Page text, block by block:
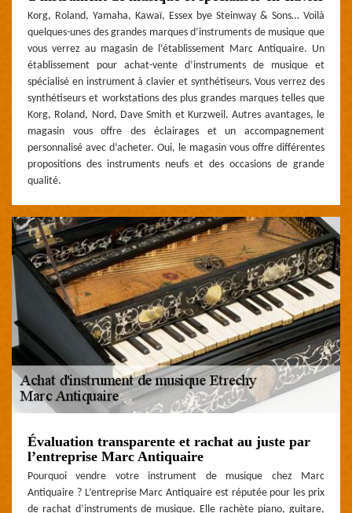
Korg, Roland, Yamaha, Kawaï, Essex bye Steinway & Sons… Voilà
quelques-unes des grandes marques d’instruments de musique que
vous verrez au magasin de l’établissement Marc Antiquaire. Un
établissement pour achat-vente d’instruments de musique et
spécialisé en instrument à clavier et synthétiseurs. Vous verrez des
synthétiseurs et workstations des plus grandes marques telles que
Korg, Roland, Nord, Dave Smith et Kurzweil. Autres avantages, le
magasin vous offre des éclairages et un accompagnement
personnalisé avec d’acheter. Oui, le magasin vous offre différentes
propositions des instruments neufs et des occasions de grande
qualité.
Évaluation transparente et rachat au juste par
l’entreprise Marc Antiquaire
Pourquoi vendre votre instrument de musique chez Marc
Antiquaire ? L’entreprise Marc Antiquaire est réputée pour les prix
de rachat d’instruments de musique. Elle rachète piano, guitare,